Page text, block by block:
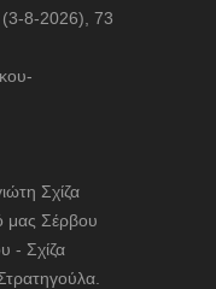
(3-8-2026), 73
Σχίζα
μας Σέρβου
- Σχίζα